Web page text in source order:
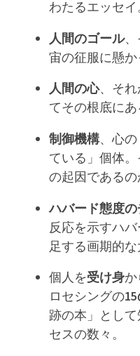
わたるエッセイ
人間のゴール
宙の征服に懸か
人間の心、そ
てその根底にあ
制御機構、心
ている」個体
の起因であるの
ハバード態度の
反応を示すハ
足する画期的な
個人を受け身か
ロセシングの
跡の本」とし
セスの数々。